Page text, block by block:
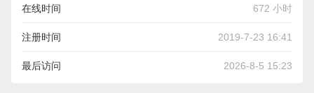
在线时间 672 小时
注册时间 2019-7-23 16:41
最后访问 2026-8-5 15:23